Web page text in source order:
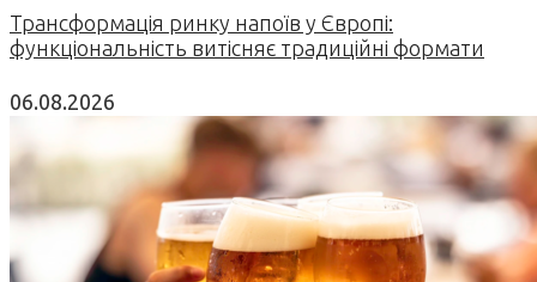
Трансформація ринку напоїв у Європі:
функціональність витісняє традиційні формати
06.08.2026